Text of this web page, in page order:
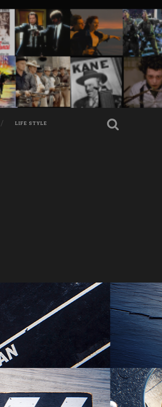
LIFE STYLE